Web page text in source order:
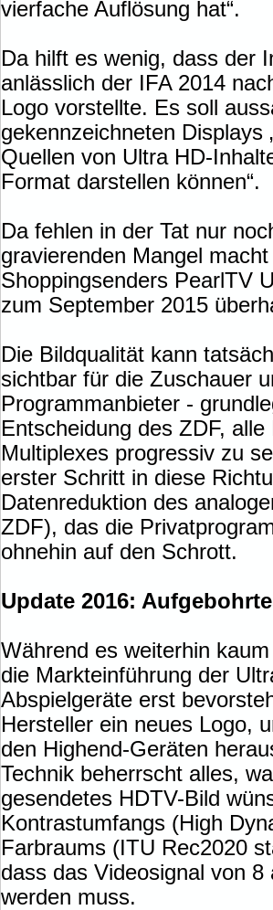
vierfache Auflösung hat“.
Da hilft es wenig, dass der
anlässlich der IFA 2014
Logo vorstellte. Es soll
gekennzeichneten Displays
Quellen von Ultra HD-
Format darstellen können“.
Da fehlen in der Tat nur
gravierenden Mangel
Shoppingsenders PearlTV
zum September 2015
Die Bildqualität kann
sichtbar für die Zuschauer
Programmanbieter -
Entscheidung des ZDF,
Multiplexes progressiv zu
erster Schritt in diese
Datenreduktion des
ZDF), das die
ohnehin auf den Schrott.
Update 2016:
Während es weiterhin
die Markteinführung der
Abspielgeräte erst
Hersteller ein neues Logo,
den Highend-Geräten
Technik beherrscht alles,
gesendetes HDTV-Bild
Kontrastumfangs (High
Farbraums (ITU Rec2020
dass das Videosignal von
werden muss.